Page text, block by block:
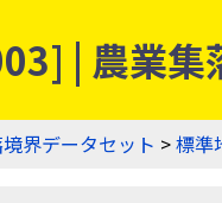
| 農業集
界データセット >標準